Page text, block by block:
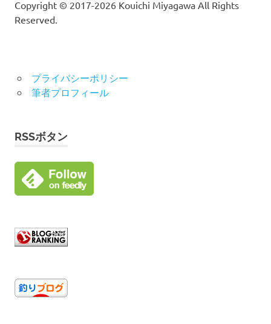
Copyright © 2017-2026 Kouichi Miyagawa All Rights
Reserved.
プライバシーポリシー
筆者プロフィール
RSSボタン